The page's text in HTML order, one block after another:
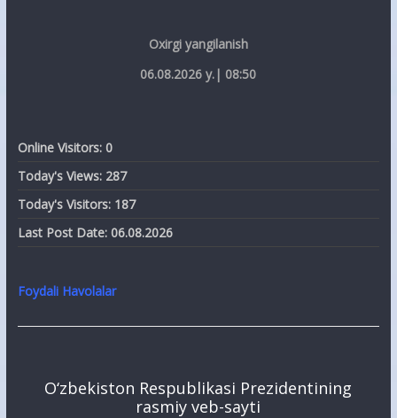
Oxirgi yangilanish
06.08.2026 y.| 08:50
Online Visitors: 0
Today's Views: 287
Today's Visitors: 187
Last Post Date: 06.08.2026
Foydali Havolalar
O‘zbekiston Respublikasi Prezidentining
rasmiy veb-sayti